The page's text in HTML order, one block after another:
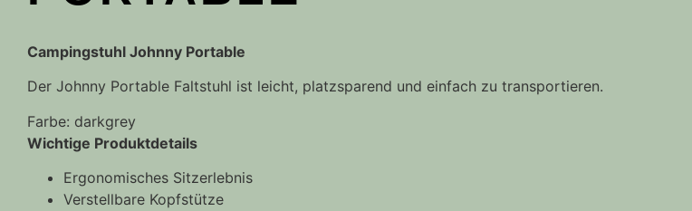
Campingstuhl Johnny Portable
Der Johnny Portable Faltstuhl ist leicht, platzsparend und einfach zu transportieren.
Farbe: darkgrey
Wichtige Produktdetails
Ergonomisches Sitzerlebnis
Verstellbare Kopfstütze